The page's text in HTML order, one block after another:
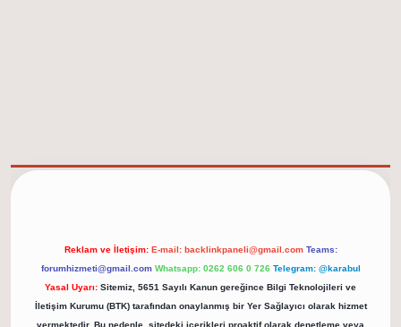
Reklam ve İletişim: E-mail: backlinkpaneli@gmail.com Teams:
forumhizmeti@gmail.com Whatsapp: 0262 606 0 726 Telegram: @karabul
Yasal Uyarı: Sitemiz, 5651 Sayılı Kanun gereğince Bilgi Teknolojileri ve
İletişim Kurumu (BTK) tarafından onaylanmış bir Yer Sağlayıcı olarak hizmet
vermektedir. Bu nedenle, sitedeki içerikleri proaktif olarak denetleme veya